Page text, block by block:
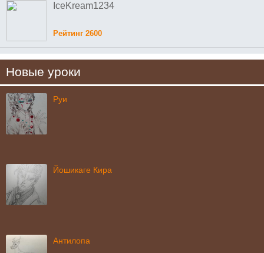
IceKream1234
Рейтинг 2600
Новые уроки
Руи
Йошикаге Кира
Антилопа